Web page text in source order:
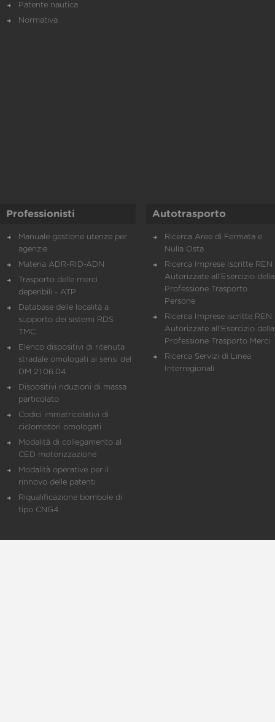
Patente nautica
Normativa
Professionisti
Manuale gestione utenze per
agenzie
Materia ADR-RID-ADN
Trasporto delle merci
deperibili - ATP
Database delle località a
supporto dei sistemi RDS
TMC
Elenco dispositivi di ritenuta
stradale omologati ai sensi del
DM 21.06.04
Dispositivi riduzioni di massa
particolato
Codici immatricolativi di
ciclomotori omologati
Modalità di collegamento al
CED motorizzazione
Modalità operative per il
rinnovo delle patenti
Riqualificazione bombole di
tipo CNG4
Autotrasporto
Ricerca Aree di Fermata e
Nulla Osta
Ricerca Imprese Iscritte REN
Autorizzate all'Esercizio della
Professione Trasporto
Persone
Ricerca Imprese iscritte REN
Autorizzate all'Esercizio della
Professione Trasporto Merci
Ricerca Servizi di Linea
Interregionali